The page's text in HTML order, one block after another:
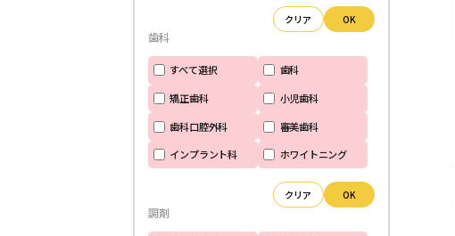
クリア OK
歯科
すべて選択
歯科
矯正歯科
小児歯科
歯科口腔外科
審美歯科
インプラント科
ホワイトニング
クリア OK
調剤